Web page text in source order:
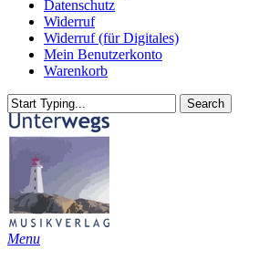
Datenschutz
Widerruf
Widerruf (für Digitales)
Mein Benutzerkonto
Warenkorb
Search
Close
Search
search
Menu